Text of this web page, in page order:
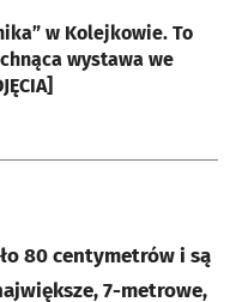
w Kolejkowie. To
wystawa we
80 centymetrów i są
7-metrowe,